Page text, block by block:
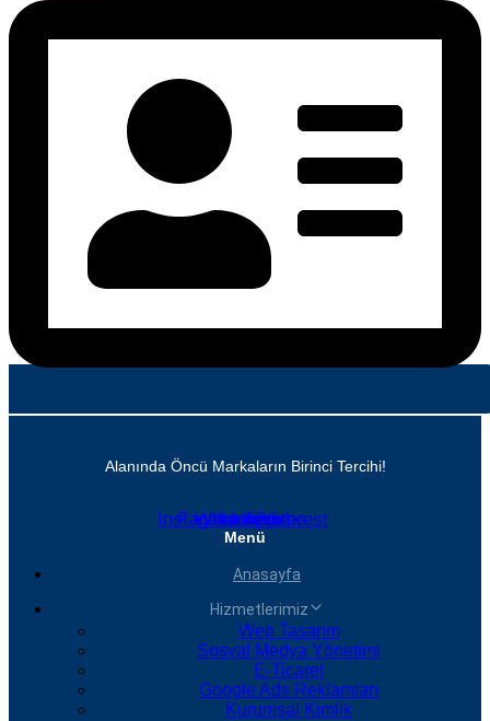
Alanında Öncü Markaların Birinci Tercihi!
Instagram
Facebook
Whatsapp
Linkedin
Youtube
Pinterest
Menü
Anasayfa
Hizmetlerimiz
Web Tasarım
Sosyal Medya Yönetimi
E-Ticaret
Google Ads Reklamları
Kurumsal Kimlik